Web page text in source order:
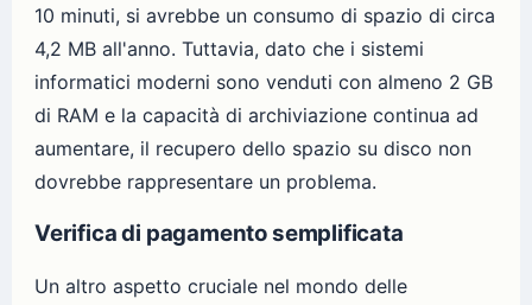
10 minuti, si avrebbe un consumo di spazio di circa
4,2 MB all'anno. Tuttavia, dato che i sistemi
informatici moderni sono venduti con almeno 2 GB
di RAM e la capacità di archiviazione continua ad
aumentare, il recupero dello spazio su disco non
dovrebbe rappresentare un problema.
Verifica di pagamento semplificata
Un altro aspetto cruciale nel mondo delle